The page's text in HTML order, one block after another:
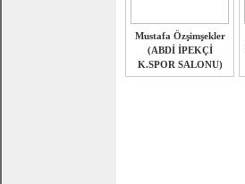
Mustafa Özşimşekler
(ABDİ İPEKÇİ
K.SPOR SALONU)